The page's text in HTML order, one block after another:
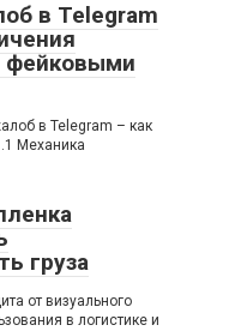
в Telegram
фейковыми
в Telegram – как
Механика
груза
от визуального
в логистике и